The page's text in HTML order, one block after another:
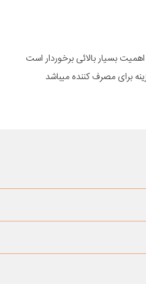
بسیار بالائی برخوردار است
برای مصرف کننده میباشد